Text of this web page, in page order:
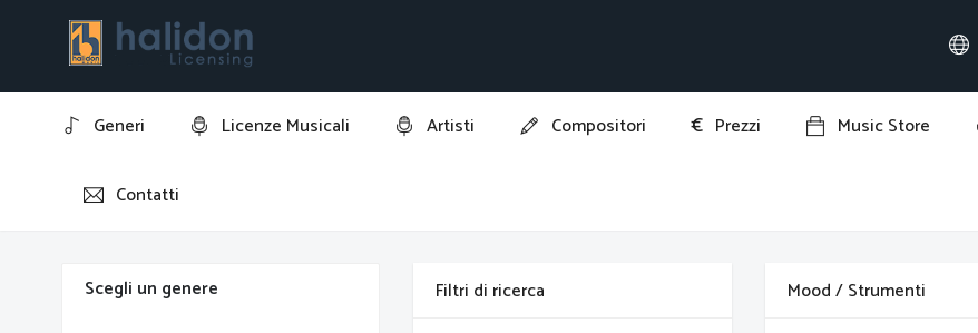
Generi Licenze Musicali Artisti Compositori € Prezzi Music Store
Contatti
Home Rudolph the Red-Nosed Reindeer
Scegli un genere Filtri di ricerca Mood / Strumenti